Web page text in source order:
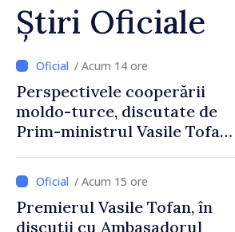
Știri Oficiale
/ Acum 14 ore
Perspectivele cooperării
moldo-turce, discutate de
Prim-ministrul Vasile Tofan
Uygar Mustafa Sertel
/ Acum 15 ore
Premierul Vasile Tofan, în
discuții cu Ambasadorul